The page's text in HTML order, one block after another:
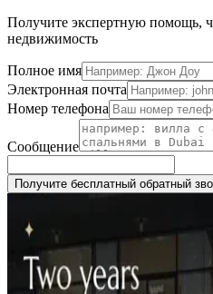
Получите экспертную помощь,
недвижимость
Полное имя
Электронная почта
Номер телефона
Сообщение
Получите бесплатный обратный